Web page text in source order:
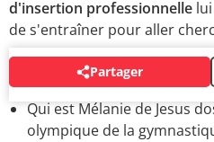
d'insertion professionnelle
de s'entraîner pour aller
Partager
BIOS
Qui est Mélanie de Jesus
olympique de la